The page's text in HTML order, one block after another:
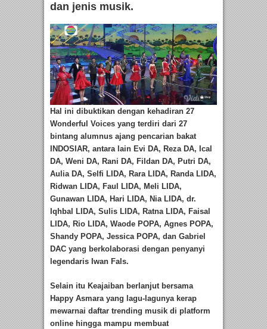
dan jenis musik.
Hal ini dibuktikan dengan kehadiran 27
Wonderful Voices yang terdiri dari 27
bintang alumnus ajang pencarian bakat
INDOSIAR, antara lain Evi DA, Reza DA, Ical
DA, Weni DA, Rani DA, Fildan DA, Putri DA,
Aulia DA, Selfi LIDA, Rara LIDA, Randa LIDA,
Ridwan LIDA, Faul LIDA, Meli LIDA,
Gunawan LIDA, Hari LIDA, Nia LIDA, dr.
Iqhbal LIDA, Sulis LIDA, Ratna LIDA, Faisal
LIDA, Rio LIDA, Waode POPA, Agnes POPA,
Shandy POPA, Jessica POPA, dan Gabriel
DAC yang berkolaborasi dengan penyanyi
legendaris Iwan Fals.
Selain itu Keajaiban berlanjut bersama
Happy Asmara yang lagu-lagunya kerap
mewarnai daftar trending musik di platform
online hingga mampu membuat